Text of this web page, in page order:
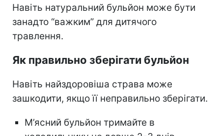
Навіть натуральний бульйон може бути
занадто “важким” для дитячого
травлення.
Як правильно зберігати бульйон
Навіть найздоровіша страва може
зашкодити, якщо її неправильно зберігати.
М’ясний бульйон тримайте в